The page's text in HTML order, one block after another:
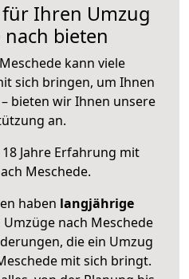
Ihren Umzug
nach bieten
kann viele
sich bringen, um Ihnen
bieten wir Ihnen unsere
an.
Jahre Erfahrung mit
Meschede.
haben langjährige
Umzüge nach Meschede
die ein Umzug
mit sich bringt.